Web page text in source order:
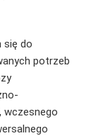
się do
potrzeb
wczesnego